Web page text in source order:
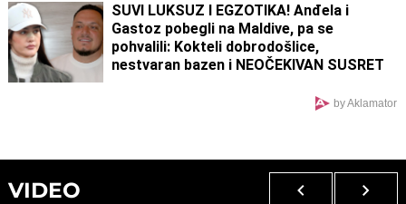
SUVI LUKSUZ I EGZOTIKA! Anđela i
Gastoz pobegli na Maldive, pa se
pohvalili: Kokteli dobrodošlice,
nestvaran bazen i NEOČEKIVAN SUSRET
by Aklamator
VIDEO